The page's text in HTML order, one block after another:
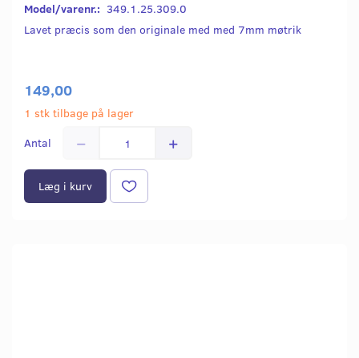
Model/varenr.: 349.1.25.309.0
Lavet præcis som den originale med med 7mm møtrik
149,00
1 stk tilbage på lager
Antal
Læg i kurv